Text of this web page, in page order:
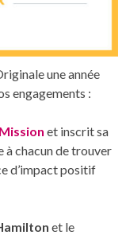
une année
engagements :
et inscrit sa
à chacun de trouver
d’impact positif
et le